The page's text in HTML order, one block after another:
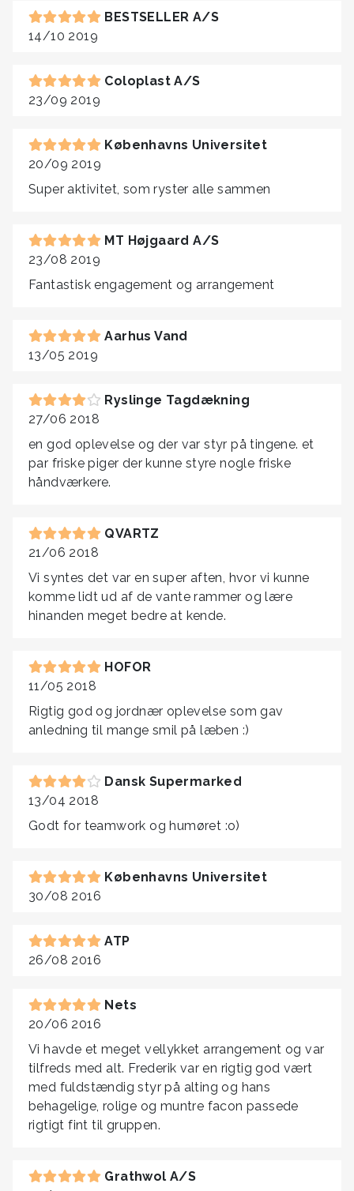
BESTSELLER A/S
14/10 2019
Coloplast A/S
23/09 2019
Københavns Universitet
20/09 2019
Super aktivitet, som ryster alle sammen
MT Højgaard A/S
23/08 2019
Fantastisk engagement og arrangement
Aarhus Vand
13/05 2019
Ryslinge Tagdækning
27/06 2018
en god oplevelse og der var styr på tingene. et
par friske piger der kunne styre nogle friske
håndværkere.
QVARTZ
21/06 2018
Vi syntes det var en super aften, hvor vi kunne
komme lidt ud af de vante rammer og lære
hinanden meget bedre at kende.
HOFOR
11/05 2018
Rigtig god og jordnær oplevelse som gav
anledning til mange smil på læben :)
Dansk Supermarked
13/04 2018
Godt for teamwork og humøret :o)
Københavns Universitet
30/08 2016
ATP
26/08 2016
Nets
20/06 2016
Vi havde et meget vellykket arrangement og var
tilfreds med alt. Frederik var en rigtig god vært
med fuldstændig styr på alting og hans
behagelige, rolige og muntre facon passede
rigtigt fint til gruppen.
Grathwol A/S